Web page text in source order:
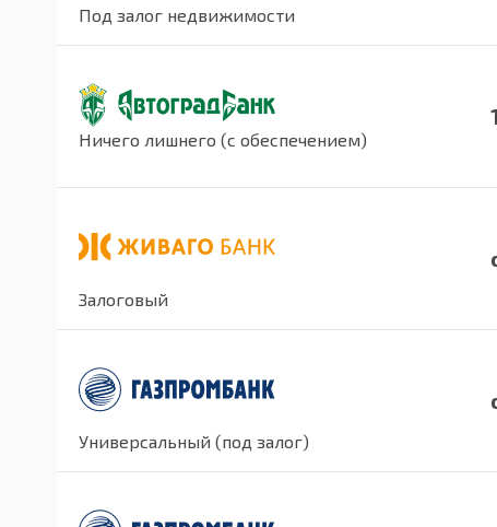
Под залог недвижимости
Ничего лишнего (с обеспечением)
Залоговый
Универсальный (под залог)